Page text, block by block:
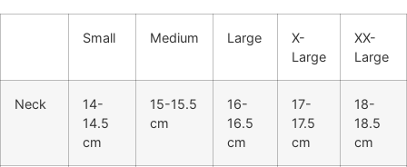
Small Medium Large
X-
Large
XX-
Large
Neck
14-
14.5
cm
15-15.5
cm
16-
16.5
cm
17-
17.5
cm
18-
18.5
cm